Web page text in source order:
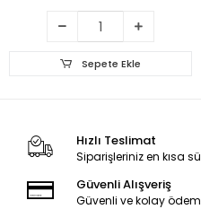
Sepete Ekle
Hızlı Teslimat
Siparişleriniz en kısa
Güvenli Alışveriş
Güvenli ve kolay